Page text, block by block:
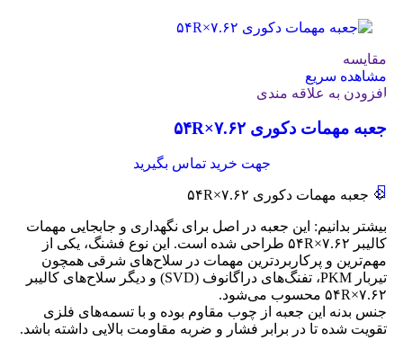
مقایسه
مشاهده سریع
افزودن به علاقه مندی
جعبه مهمات دکوری ۷.۶۲×۵۴R
جهت خرید تماس بگیرید
💠 جعبه مهمات دکوری ۷.۶۲×۵۴R
بیشتر بدانیم: این جعبه در اصل برای نگهداری و جابجایی مهمات
کالیبر ۷.۶۲×۵۴R طراحی شده است. این نوع فشنگ، یکی از
مهم‌ترین و پرکاربردترین مهمات در سلاح‌های شرقی همچون
تیربار PKM، تفنگ‌های دراگانوف (SVD) و دیگر سلاح‌های کالیبر
۷.۶۲×۵۴R محسوب می‌شود.
جنس بدنه این جعبه از چوب مقاوم بوده و با تسمه‌های فلزی
تقویت شده تا در برابر فشار و ضربه مقاومت بالایی داشته باشد.